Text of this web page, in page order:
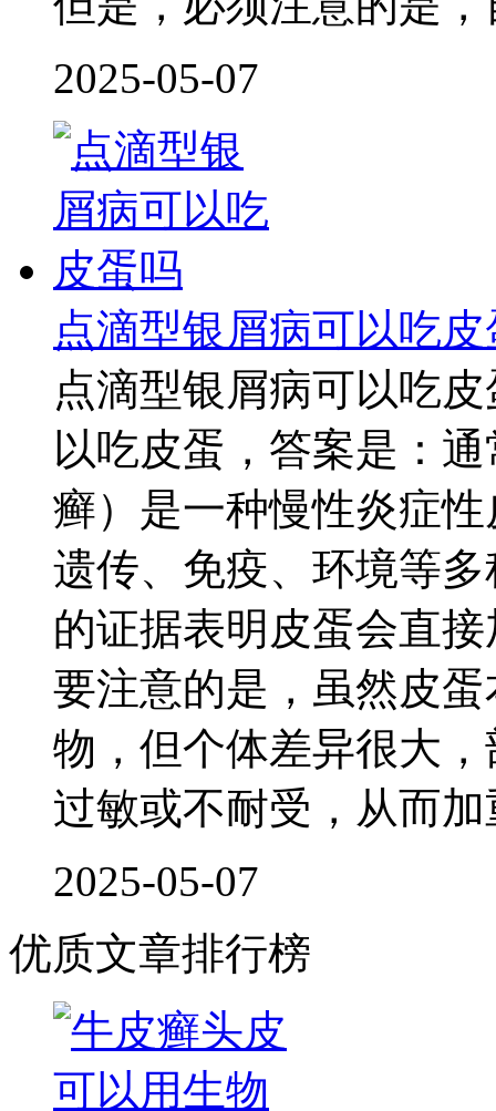
2025-05-07
点滴型银屑病可以吃
点滴型银屑病可以吃
以吃皮蛋，答案是：
癣）是一种慢性炎症
遗传、免疫、环境等
的证据表明皮蛋会直
要注意的是，虽然皮
物，但个体差异很大
过敏或不耐受，从而
2025-05-07
优质文章排行榜